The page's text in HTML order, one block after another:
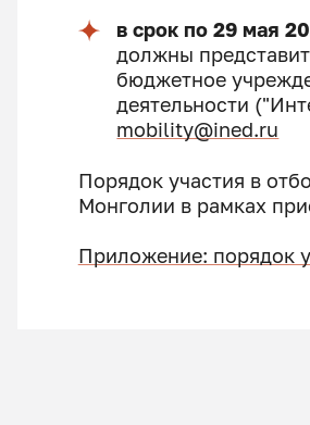
в срок по 29 мая
должны
бюджетное
деятельности
mobility@ined.ru
Порядок участия в
Монголии в рамках
Приложение: порядок